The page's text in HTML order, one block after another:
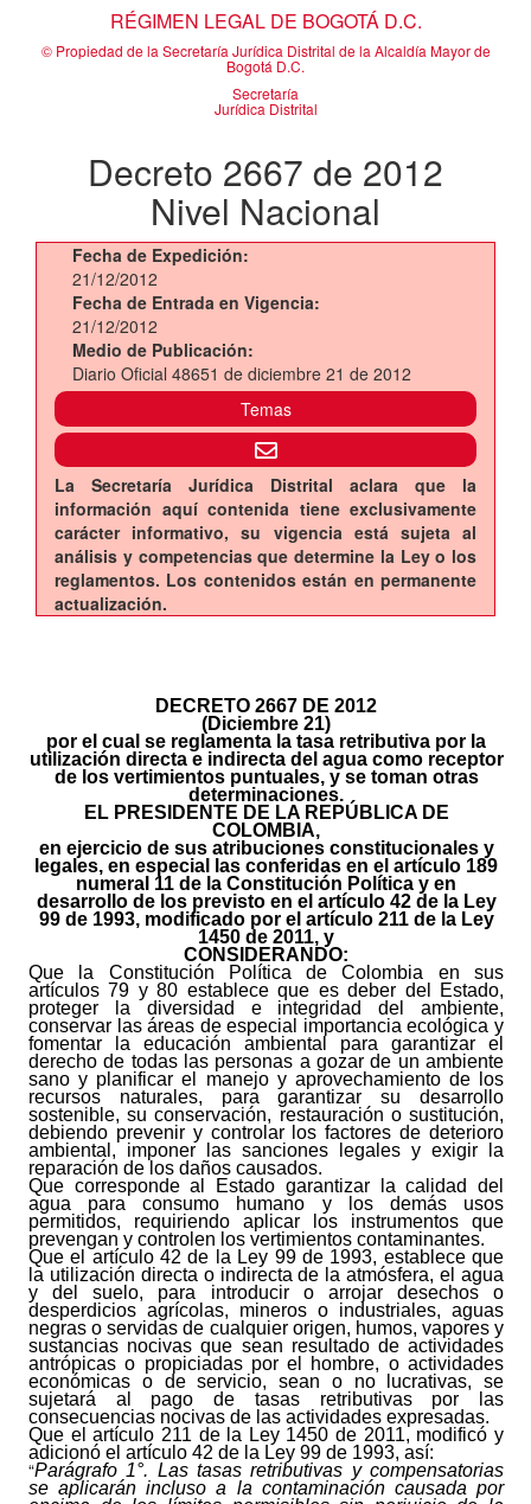
RÉGIMEN LEGAL DE BOGOTÁ D.C.
© Propiedad de la Secretaría Jurídica Distrital de la Alcaldía Mayor de
Bogotá D.C.
Secretaría
Jurídica Distrital
Decreto 2667 de 2012
Nivel Nacional
Fecha de Expedición:
21/12/2012
Fecha de Entrada en Vigencia:
21/12/2012
Medio de Publicación:
Diario Oficial 48651 de diciembre 21 de 2012
Temas
La Secretaría Jurídica Distrital aclara que la
información aquí contenida tiene exclusivamente
carácter informativo, su vigencia está sujeta al
análisis y competencias que determine la Ley o los
reglamentos. Los contenidos están en permanente
actualización.
DECRETO 2667 DE 2012
(Diciembre 21)
por el cual se reglamenta la tasa retributiva por la
utilización directa e indirecta del agua como receptor
de los vertimientos puntuales, y se toman otras
determinaciones.
EL PRESIDENTE DE LA REPÚBLICA DE
COLOMBIA,
en ejercicio de sus atribuciones constitucionales y
legales, en especial las conferidas en el artículo 189
numeral 11 de la Constitución Política y en
desarrollo de los previsto en el artículo 42 de la Ley
99 de 1993, modificado por el artículo 211 de la Ley
1450 de 2011, y
CONSIDERANDO:
Que la Constitución Política de Colombia en sus
artículos 79 y 80 establece que es deber del Estado,
proteger la diversidad e integridad del ambiente,
conservar las áreas de especial importancia ecológica y
fomentar la educación ambiental para garantizar el
derecho de todas las personas a gozar de un ambiente
sano y planificar el manejo y aprovechamiento de los
recursos naturales, para garantizar su desarrollo
sostenible, su conservación, restauración o sustitución,
debiendo prevenir y controlar los factores de deterioro
ambiental, imponer las sanciones legales y exigir la
reparación de los daños causados.
Que corresponde al Estado garantizar la calidad del
agua para consumo humano y los demás usos
permitidos, requiriendo aplicar los instrumentos que
prevengan y controlen los vertimientos contaminantes.
Que el artículo 42 de la Ley 99 de 1993, establece que
la utilización directa o indirecta de la atmósfera, el agua
y del suelo, para introducir o arrojar desechos o
desperdicios agrícolas, mineros o industriales, aguas
negras o servidas de cualquier origen, humos, vapores y
sustancias nocivas que sean resultado de actividades
antrópicas o propiciadas por el hombre, o actividades
económicas o de servicio, sean o no lucrativas, se
sujetará al pago de tasas retributivas por las
consecuencias nocivas de las actividades expresadas.
Que el artículo 211 de la Ley 1450 de 2011, modificó y
adicionó el artículo 42 de la Ley 99 de 1993, así:
“Parágrafo 1°. Las tasas retributivas y compensatorias
se aplicarán incluso a la contaminación causada por